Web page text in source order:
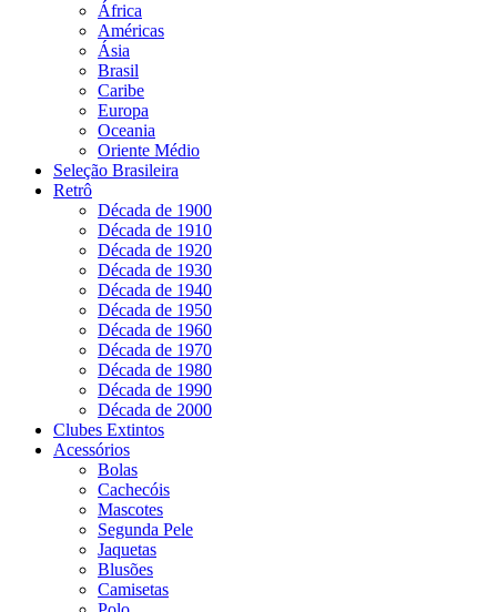
África
Américas
Ásia
Brasil
Caribe
Europa
Oceania
Oriente Médio
Seleção Brasileira
Retrô
Década de 1900
Década de 1910
Década de 1920
Década de 1930
Década de 1940
Década de 1950
Década de 1960
Década de 1970
Década de 1980
Década de 1990
Década de 2000
Clubes Extintos
Acessórios
Bolas
Cachecóis
Mascotes
Segunda Pele
Jaquetas
Blusões
Camisetas